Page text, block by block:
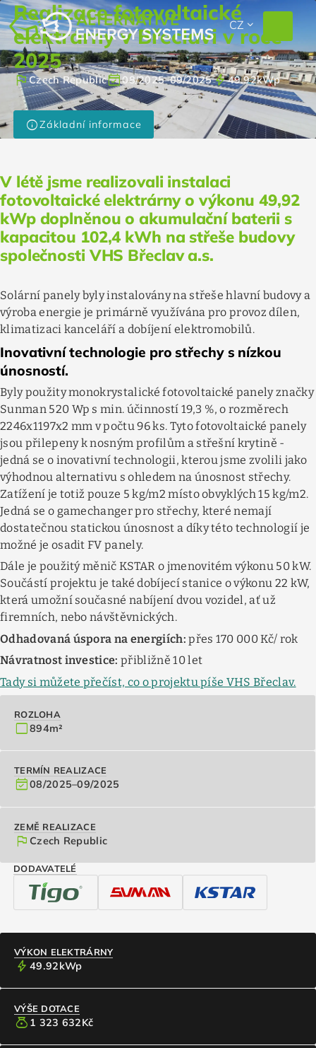
CZ EXPAND_MORE
Realizace fotovoltaické
elektrárny v Břeclavi v roce
2025
flagCzech Republicevent_available08/2025–09/2025bolt49.92kWp
infoZákladní informace
V létě jsme realizovali instalaci
fotovoltaické elektrárny o výkonu 49,92
kWp doplněnou o akumulační baterii s
kapacitou 102,4 kWh na střeše budovy
společnosti VHS Břeclav a.s.
Solární panely byly instalovány na střeše hlavní budovy a
výroba energie je primárně využívána pro provoz dílen,
klimatizaci kanceláří a dobíjení elektromobilů.
Inovativní technologie pro střechy s nízkou
únosností.
Byly použity monokrystalické fotovoltaické panely značky
Sunman 520 Wp s min. účinností 19,3 %, o rozměrech
2246x1197x2 mm v počtu 96 ks. Tyto fotovoltaické panely
jsou přilepeny k nosným profilům a střešní krytině -
jedná se o inovativní technologii, kterou jsme zvolili jako
výhodnou alternativu s ohledem na únosnost střechy.
Zatížení je totiž pouze 5 kg/m2 místo obvyklých 15 kg/m2.
Jedná se o gamechanger pro střechy, které nemají
dostatečnou statickou únosnost a díky této technologií je
možné je osadit FV panely.
Dále je použitý měnič KSTAR o jmenovitém výkonu 50 kW.
Součástí projektu je také dobíjecí stanice o výkonu 22 kW,
která umožní současné nabíjení dvou vozidel, ať už
firemních, nebo návštěvnických.
Odhadovaná úspora na energiích: přes 170 000 Kč/ rok
Návratnost investice: přibližně 10 let
Tady si můžete přečíst, co o projektu píše VHS Břeclav.
ROZLOHA
crop_square894m²
TERMÍN REALIZACE
event_available08/2025–09/2025
ZEMĚ REALIZACE
flagCzech Republic
DODAVATELÉ
VÝKON ELEKTRÁRNY
bolt49.92kWp
VÝŠE DOTACE
money_bag 1 323 632Kč